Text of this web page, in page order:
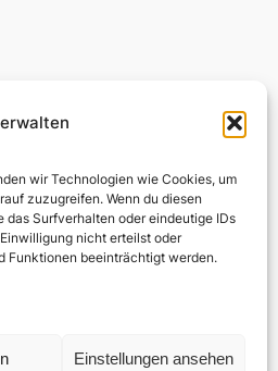
wir Technologien wie Cookies, um
zuzugreifen. Wenn du diesen
Surfverhalten oder eindeutige IDs
nicht erteilst oder
Funktionen beeinträchtigt werden.
Einstellungen ansehen